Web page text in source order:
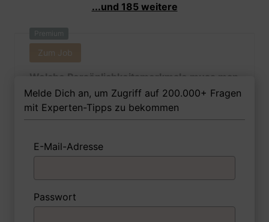
...und 185 weitere
Premium
Zum Job
Welche Persönlichkeitsmerkmale muss man
als Kauffrau im E-Commerce Ihrer Meinung
nach besitzen, um in dem Job erfolgreich zu
sein?
1 FoxTipp Antwort schreiben Audio aufnehmen
Melde Dich an, um Zugriff auf 200.000+ Fragen
mit Experten-Tipps zu bekommen
E-Mail-Adresse
Passwort